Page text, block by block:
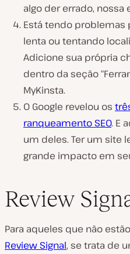
algo der errado, nossa
Está tendo problemas
lenta ou tentando
Adicione sua própria
dentro da seção
MyKinsta.
O Google revelou os
ranqueamento SEO. E
um deles. Ter um site
grande impacto em
Review
Para aqueles que não
Review Signal, se trata de